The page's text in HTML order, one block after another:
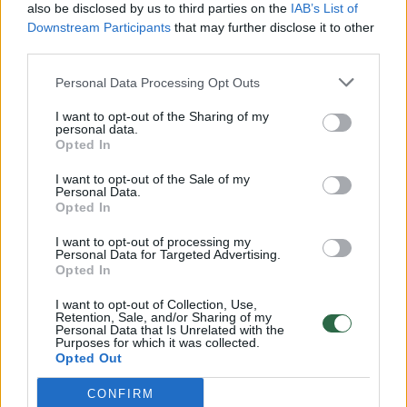
also be disclosed by us to third parties on the IAB’s List of
Downstream Participants that may further disclose it to other
Personal Data Processing Opt Outs
I want to opt-out of the Sharing of my
personal data.
Opted In
I want to opt-out of the Sale of my
Personal Data.
Opted In
I want to opt-out of processing my
Personal Data for Targeted Advertising.
Opted In
I want to opt-out of Collection, Use,
Retention, Sale, and/or Sharing of my
Personal Data that Is Unrelated with the
Purposes for which it was collected.
Opted Out
CONFIRM
Lietuvos diena
Savaitės vidurys nusimato karštas: temperatūra kils iki
Žinios | Orai
00:15:54
V. Zalužno pasisakymą laiko bandymu įsitvirtinti
Ukrainos politikoje: jis yra neteisus
Laidos | Nauja diena
Sinoptikai atsakė, kokiais orais užbaigsime darbo
savaitę: karščiai atsitrauks
Žinios | Orai